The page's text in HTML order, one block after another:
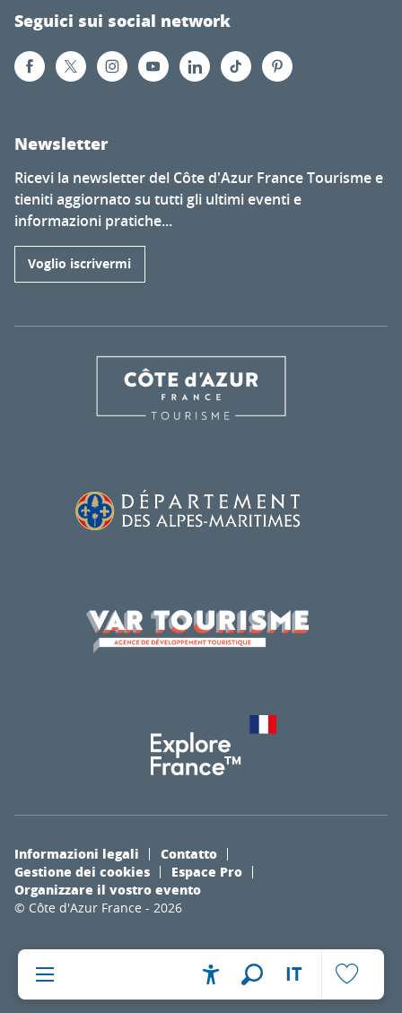
AccessibilitéVoir les
Ricerca
IT
Seguici sui social network
Newsletter
Ricevi la newsletter del Côte d'Azur France Tourisme e
tieniti aggiornato su tutti gli ultimi eventi e
informazioni pratiche...
Voglio iscrivermi
© Côte d'Azur France - 2026
Informazioni legali
Contatto
Gestione dei cookies
Espace Pro
Organizzare il vostro evento